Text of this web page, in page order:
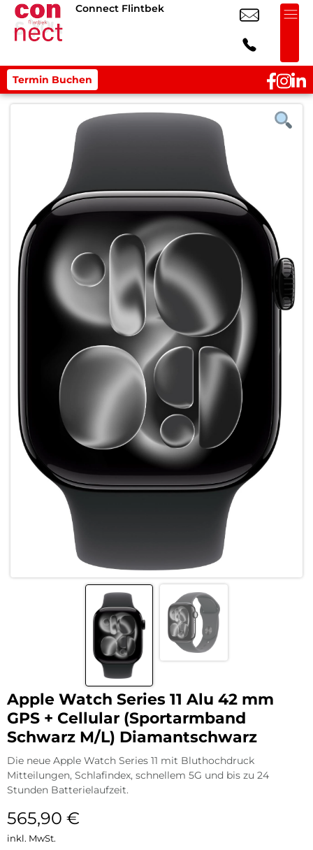
Connect Flintbek
Termin Buchen
Apple Watch Series 11 Alu 42 mm
GPS + Cellular (Sportarmband
Schwarz M/L) Diamantschwarz
Die neue Apple Watch Series 11 mit Bluthochdruck
Mitteilungen, Schlafindex, schnellem 5G und bis zu 24
Stunden Batterielaufzeit.
565,90 €
inkl. MwSt.